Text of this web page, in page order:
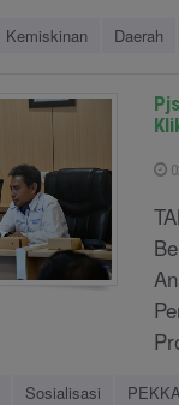
Kemiskinan Daerah
Sosialisasi